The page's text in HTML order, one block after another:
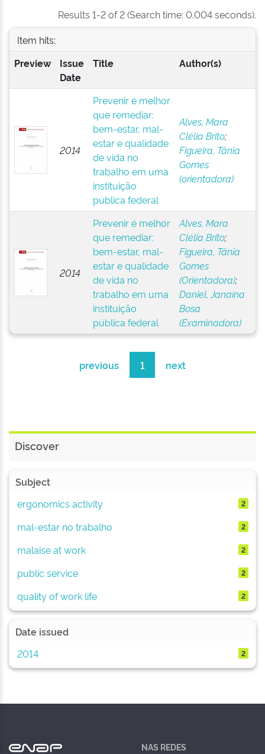
Results 1-2 of 2 (Search time: 0.004 seconds).
Item hits:
Preview
Issue
Date
Title Author(s)
2014
Prevenir é melhor
que remediar:
bem-estar, mal-
estar e qualidade
de vida no
trabalho em uma
instituição
pública federal
Alves, Mara
Clélia Brito;
Figueira, Tânia
Gomes
(orientadora)
2014
Prevenir é melhor
que remediar:
bem-estar, mal-
estar e qualidade
de vida no
trabalho em uma
instituição
pública federal
Alves, Mara
Clélia Brito;
Figueira, Tânia
Gomes
(Orientadora);
Daniel, Janaína
Bosa
(Examinadora)
previous 1 next
Discover
Subject
ergonomics activity
2
mal-estar no trabalho 2
malaise at work 2
public service 2
quality of work life 2
Date issued
2014
2
NAS REDES